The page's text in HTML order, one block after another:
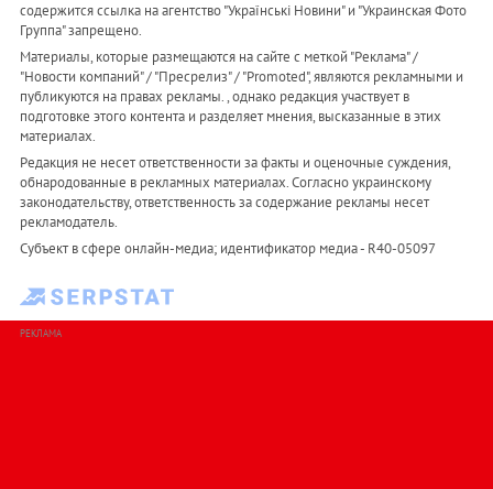
содержится ссылка на агентство "Українськi Новини" и "Украинская Фото
Группа" запрещено.
Материалы, которые размещаются на сайте с меткой "Реклама" /
"Новости компаний" / "Пресрелиз" / "Promoted", являются рекламными и
публикуются на правах рекламы. , однако редакция участвует в
подготовке этого контента и разделяет мнения, высказанные в этих
материалах.
Редакция не несет ответственности за факты и оценочные суждения,
обнародованные в рекламных материалах. Согласно украинскому
законодательству, ответственность за содержание рекламы несет
рекламодатель.
Субъект в сфере онлайн-медиа; идентификатор медиа - R40-05097
РЕКЛАМА